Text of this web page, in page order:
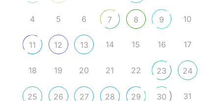
4 5 6 7 8 9 10
11 12 13 14 15 16 17
18 19 20 21 22 23 24
25 26 27 28 29 30 31